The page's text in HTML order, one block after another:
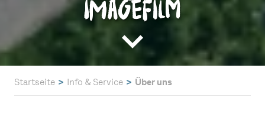
Imagefilm
Startseite Info & Service Über uns